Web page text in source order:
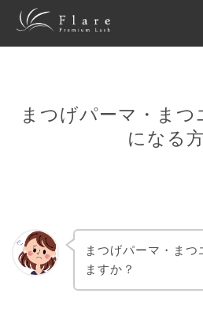
まつげパーマ・まつ
になる
まつげパーマ・ま
ますか？